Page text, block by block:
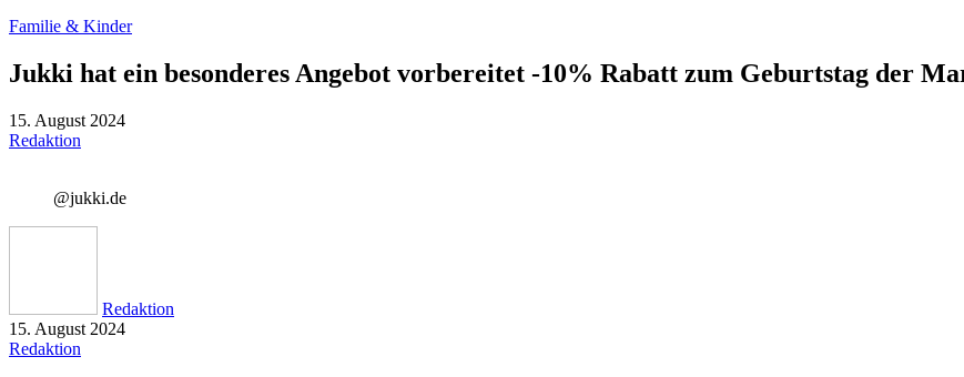
Familie & Kinder
Jukki hat ein besonderes Angebot vorbereitet -10% Rabatt zum Geburtstag der
15. August 2024
Redaktion
@jukki.de
Redaktion
15. August 2024
Redaktion